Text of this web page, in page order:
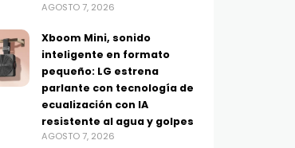
AGOSTO 7, 2026
Xboom Mini, sonido
inteligente en formato
pequeño: LG estrena
parlante con tecnología de
ecualización con IA
resistente al agua y golpes
AGOSTO 7, 2026